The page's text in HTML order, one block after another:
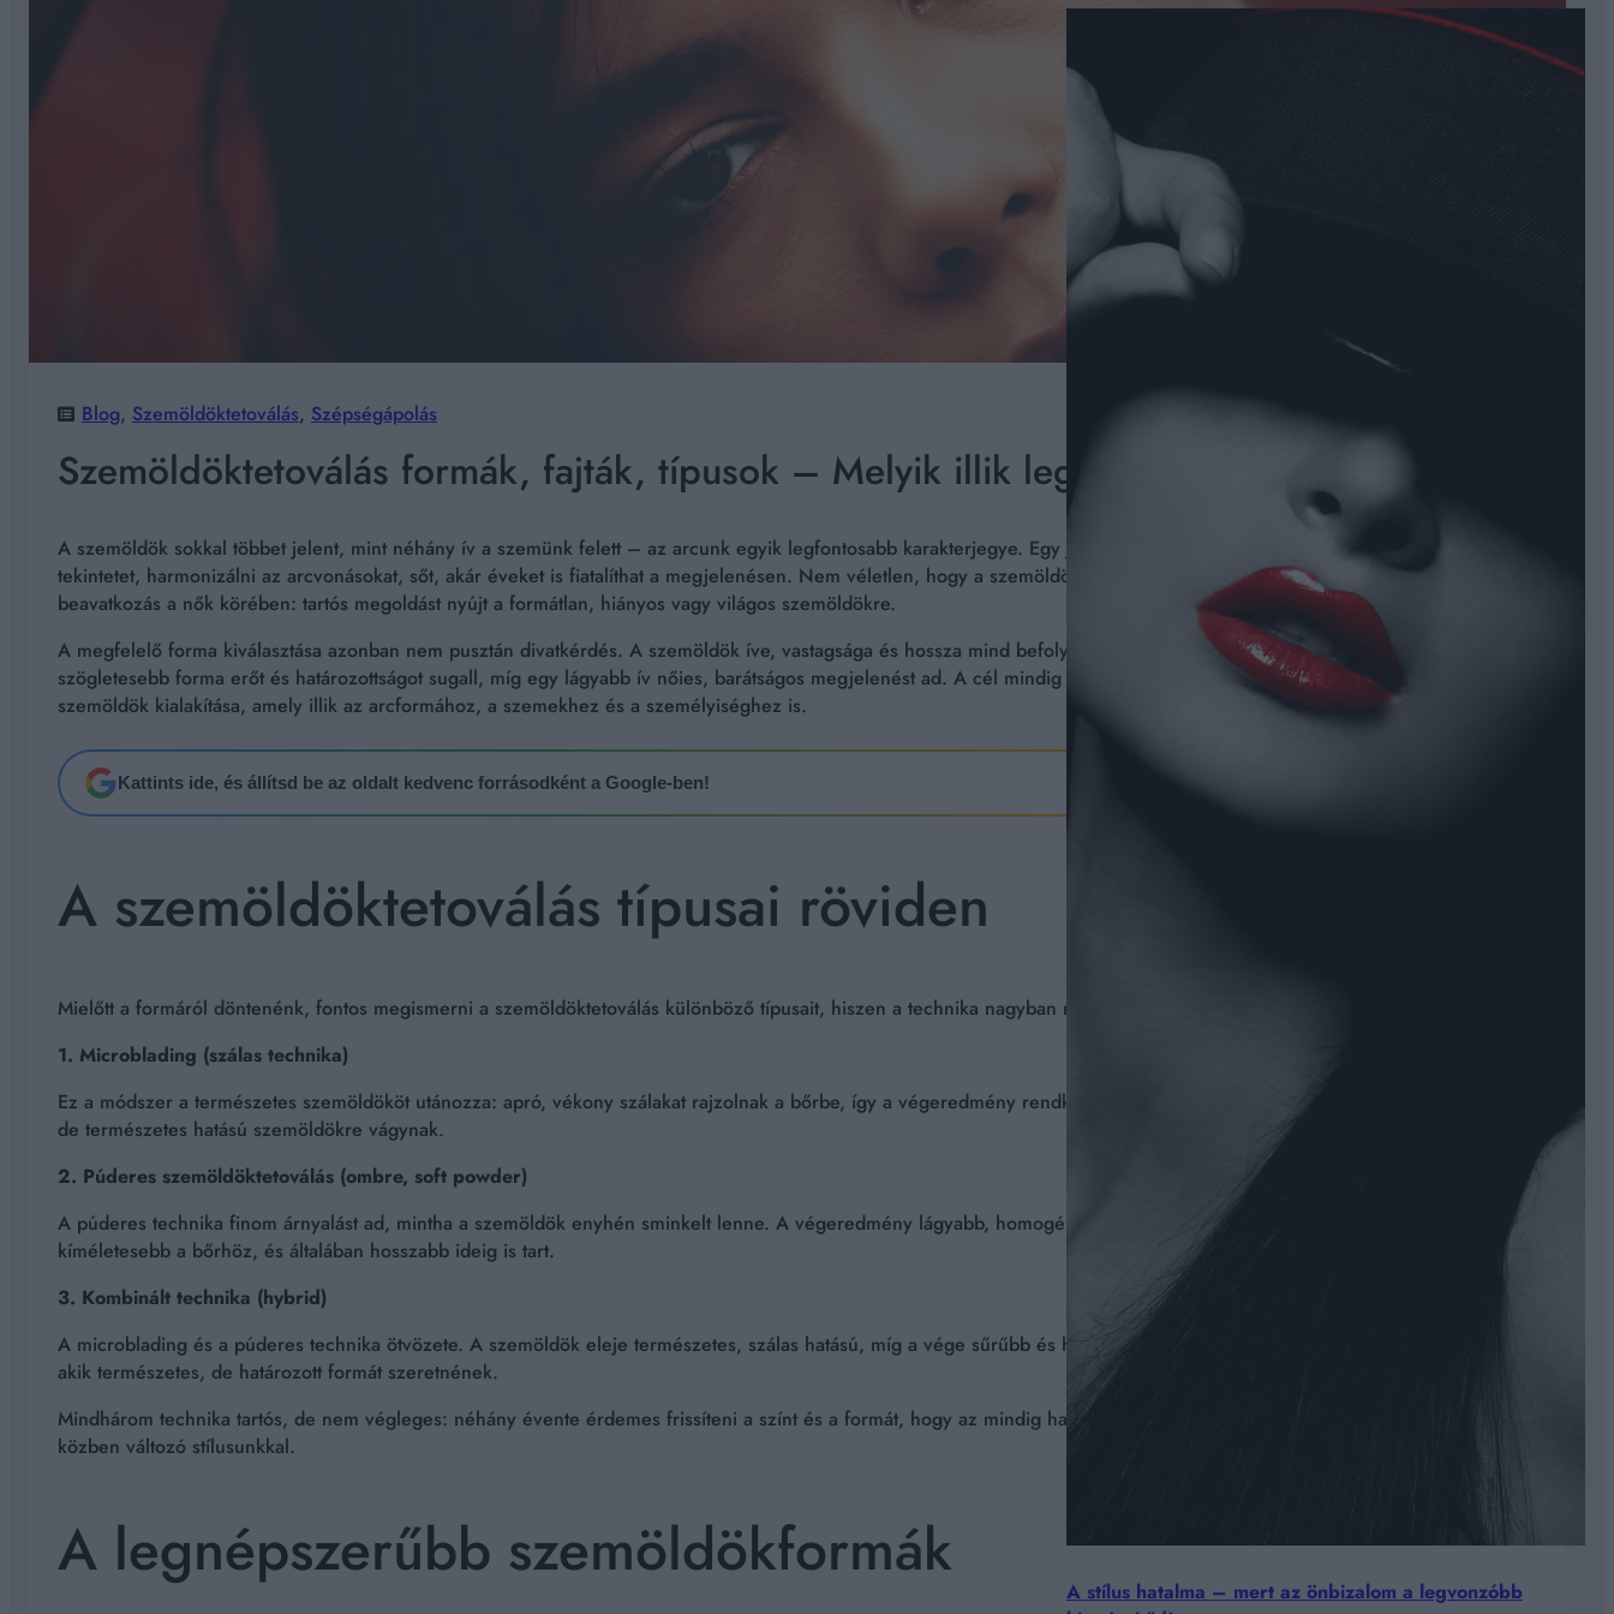
Blog, Szemöldöktetoválás, Szépségápolás
Szemöldöktetoválás formák, fajták, típusok – Melyik illik legjobban az arcodhoz?
A szemöldök sokkal többet jelent, mint néhány ív a szemünk felett – az arcunk egyik legfontosabb karakterjegye. Egy jól megválasztott szemöldökforma képes kiemelni a
tekintetet, harmonizálni az arcvonásokat, sőt, akár éveket is fiatalíthat a megjelenésen. Nem véletlen, hogy a szemöldöktetoválás az egyik legnépszerűbb esztétikai
beavatkozás a nők körében: tartós megoldást nyújt a formátlan, hiányos vagy világos szemöldökre.
A megfelelő forma kiválasztása azonban nem pusztán divatkérdés. A szemöldök íve, vastagsága és hossza mind befolyásolja, hogyan érzékelik mások az arcunkat. Egy
szögletesebb forma erőt és határozottságot sugall, míg egy lágyabb ív nőies, barátságos megjelenést ad. A cél mindig a természetes egyensúly megteremtése – vagyis olyan
szemöldök kialakítása, amely illik az arcformához, a szemekhez és a személyiséghez is.
Kattints ide, és állítsd be az oldalt kedvenc forrásodként a Google-ben!
A szemöldöktetoválás típusai röviden
Mielőtt a formáról döntenénk, fontos megismerni a szemöldöktetoválás különböző típusait, hiszen a technika nagyban meghatározza a végeredmény megjelenését.
1. Microblading (szálas technika)
Ez a módszer a természetes szemöldököt utánozza: apró, vékony szálakat rajzolnak a bőrbe, így a végeredmény rendkívül élethű. Kifejezetten ajánlott azoknak, akik dúsabb,
de természetes hatású szemöldökre vágynak.
2. Púderes szemöldöktetoválás (ombre, soft powder)
A púderes technika finom árnyalást ad, mintha a szemöldök enyhén sminkelt lenne. A végeredmény lágyabb, homogénebb, kevésbé „rajzolt” hatású. Ez a típus
kíméletesebb a bőrhöz, és általában hosszabb ideig is tart.
3. Kombinált technika (hybrid)
A microblading és a púderes technika ötvözete. A szemöldök eleje természetes, szálas hatású, míg a vége sűrűbb és határozottabb árnyalatot kap. Ideális választás azoknak,
akik természetes, de határozott formát szeretnének.
Mindhárom technika tartós, de nem végleges: néhány évente érdemes frissíteni a színt és a formát, hogy az mindig harmonizáljon az arc aktuális karakterével és az idő
közben változó stílusunkkal.
A legnépszerűbb szemöldökformák
A stílus hatalma – mert az önbizalom a legvonzóbb